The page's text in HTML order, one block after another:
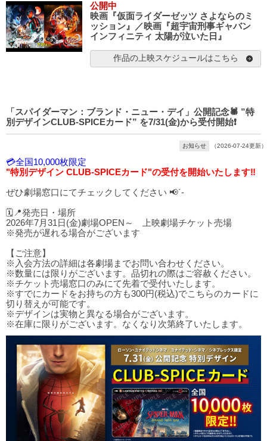
公開中
映画『仮面ライダーゼッツ さよならのミ
ッション』／映画『超宇宙刑事ギャバン
インフィニティ 太陽が泣いた日』
作品の上映スケジュールはこちら
「スパイダーマン：ブランド・ニュー・デイ」公開記念🕷️ ”特
別デザインCLUB-SPICEカード” を7/31(金)から受付開始❗️
お知らせ （2026-07-24更新）
💳全国10,000枚限定
"特別デザイン CLUB-SPICEカード"の受付を開始いたします‼️
ぜひ劇場窓口にてチェックしてください 📢´-
🗓️📍発売日・場所
2026年7月31日(金)劇場OPEN～ 上映劇場チケット売場
※発売が遅れる場合がございます
【ご注意】
※入会方法の詳細は各劇場までお問い合わせください。
※数量には限りがございます。品切れの際はご容赦ください。
※チケット売場窓口のみにて先着で受付いたします。
※すでにカードをお持ちの方も300円(税込)でこちらのカードに
切り替えが可能です。
※デザインは実物と異なる場合がございます。
※在庫に限りがございます。なくなり次第終了いたします。